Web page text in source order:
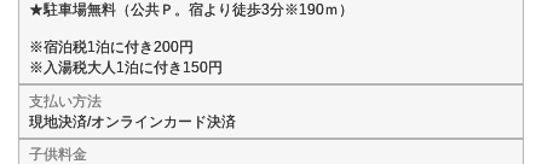
★駐車場無料（公共Ｐ。宿より徒歩3分※190ｍ）
※宿泊税1泊に付き200円
※入湯税大人1泊に付き150円
支払い方法
現地決済/オンラインカード決済
子供料金